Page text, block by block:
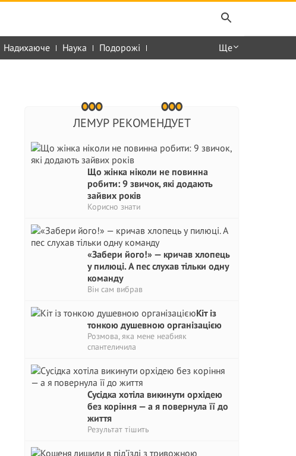
Надихаюче Наука Подорожі Ще
ЛЕМУР РЕКОМЕНДУЕТ
Що жінка ніколи не повинна
робити: 9 звичок, які додають
зайвих років
Корисно знати
«Забери його!» — кричав хлопець
у пилюці. А пес слухав тільки одну
команду
Він сам вибрав
Кіт із
тонкою душевною організацією
Розмова, яка мене неабияк
спантеличила
Сусідка хотіла викинути орхідею
без коріння — а я повернула її до
життя
Результат тішить